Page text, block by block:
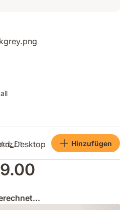
1
Hinzufügen